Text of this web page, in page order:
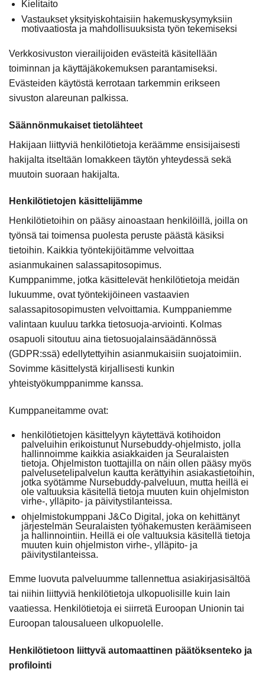
Kielitaito
Vastaukset yksityiskohtaisiin hakemuskysymyksiin
motivaatiosta ja mahdollisuuksista työn tekemiseksi
Verkkosivuston vierailijoiden evästeitä käsitellään
toiminnan ja käyttäjäkokemuksen parantamiseksi.
Evästeiden käytöstä kerrotaan tarkemmin erikseen
sivuston alareunan palkissa.
Säännönmukaiset tietolähteet
Hakijaan liittyviä henkilötietoja keräämme ensisijaisesti
hakijalta itseltään lomakkeen täytön yhteydessä sekä
muutoin suoraan hakijalta.
Henkilötietojen käsittelijämme
Henkilötietoihin on pääsy ainoastaan henkilöillä, joilla on
työnsä tai toimensa puolesta peruste päästä käsiksi
tietoihin. Kaikkia työntekijöitämme velvoittaa
asianmukainen salassapitosopimus.
Kumppanimme, jotka käsittelevät henkilötietoja meidän
lukuumme, ovat työntekijöineen vastaavien
salassapitosopimusten velvoittamia. Kumppaniemme
valintaan kuuluu tarkka tietosuoja-arviointi. Kolmas
osapuoli sitoutuu aina tietosuojalainsäädännössä
(GDPR:ssä) edellytettyihin asianmukaisiin suojatoimiin.
Sovimme käsittelystä kirjallisesti kunkin
yhteistyökumppanimme kanssa.
Kumppaneitamme ovat:
henkilötietojen käsittelyyn käytettävä kotihoidon
palveluihin erikoistunut Nursebuddy-ohjelmisto, jolla
hallinnoimme kaikkia asiakkaiden ja Seuralaisten
tietoja. Ohjelmiston tuottajilla on näin ollen pääsy myös
palvelusetelipalvelun kautta kerättyihin asiakastietoihin,
jotka syötämme Nursebuddy-palveluun, mutta heillä ei
ole valtuuksia käsitellä tietoja muuten kuin ohjelmiston
virhe-, ylläpito- ja päivitystilanteissa.
ohjelmistokumppani J&Co Digital, joka on kehittänyt
järjestelmän Seuralaisten työhakemusten keräämiseen
ja hallinnointiin. Heillä ei ole valtuuksia käsitellä tietoja
muuten kuin ohjelmiston virhe-, ylläpito- ja
päivitystilanteissa.
Emme luovuta palveluumme tallennettua asiakirjasisältöä
tai niihin liittyviä henkilötietoja ulkopuolisille kuin lain
vaatiessa. Henkilötietoja ei siirretä Euroopan Unionin tai
Euroopan talousalueen ulkopuolelle.
Henkilötietoon liittyvä automaattinen päätöksenteko ja
profilointi